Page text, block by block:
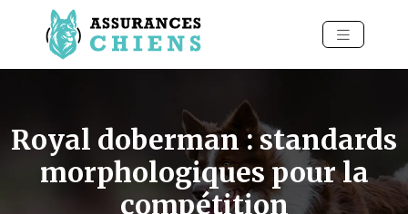
Royal doberman : standards
morphologiques pour la
compétition